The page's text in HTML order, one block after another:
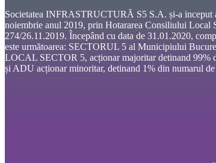
Societatea INFRASTRUCTURĂ S5 S.A. și-a inceput
noiembrie anul 2019, prin Hotararea Consiliului Local
274/26.11.2019. Începând cu data de 31.01.2020,
este următoarea: SECTORUL 5 al Municipiului
LOCAL SECTOR 5, acționar majoritar detinand 99%
și ADU acționar minoritar, detinand 1% din numarul